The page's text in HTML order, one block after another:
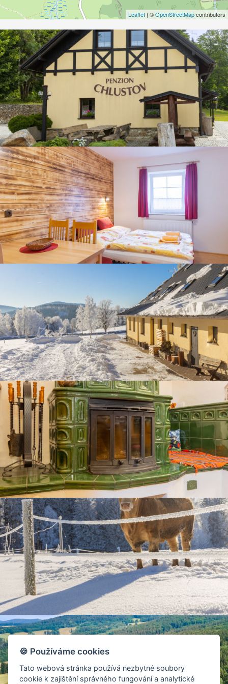
Leaflet | ©OpenStreetMapcontributors
🍪 Používáme cookies
Tato webová stránka používá nezbytné soubory
cookie k zajištění správného fungování a analytické